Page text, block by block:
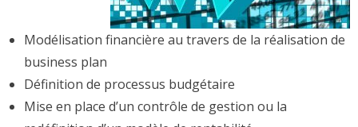
Modélisation financière au travers de la réalisation de
business plan
Définition de processus budgétaire
Mise en place d’un contrôle de gestion ou la